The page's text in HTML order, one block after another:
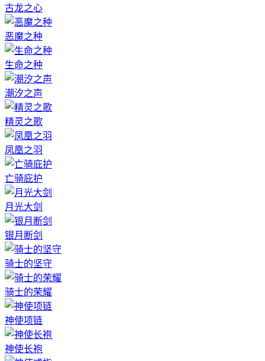
古龙之心
恶魔之种
生命之种
潮汐之声
精灵之歌
凤凰之羽
亡骑庇护
月光大剑
银月断剑
骑士的坚守
骑士的荣耀
神使项链
神使长袍